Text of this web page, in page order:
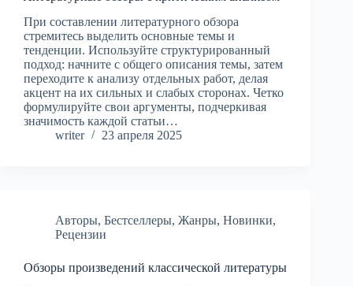
При составлении литературного обзора
стремитесь выделить основные темы и
тенденции. Используйте структурированный
подход: начните с общего описания темы, затем
переходите к анализу отдельных работ, делая
акцент на их сильных и слабых сторонах. Четко
формулируйте свои аргументы, подчеркивая
значимость каждой статьи…
writer
23 апреля 2025
Авторы, Бестселлеры, Жанры, Новинки,
Рецензии
Обзоры произведений классической литературы